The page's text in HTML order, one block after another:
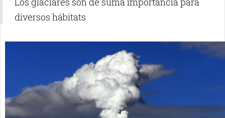
diversos hábitats